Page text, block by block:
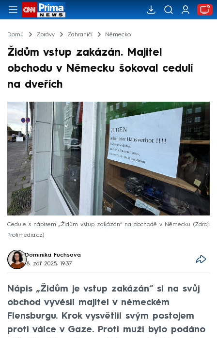
Domů Zprávy Zahraničí Německo
Židům vstup zakázán. Majitel
obchodu v Německu šokoval cedulí
na dveřích
Cedule s nápisem „Židům vstup zakázán“ na obchodě v Německu
Zdroj:
Profimedia.cz
Dominika Fuchsová
18. zář 2025, 19:37
Nápis „Židům je vstup zakázán“ si na svůj
obchod vyvěsil majitel v německém
Flensburgu. Krok vysvětlil svým postojem
proti válce v Gaze. Proti muži bylo podáno